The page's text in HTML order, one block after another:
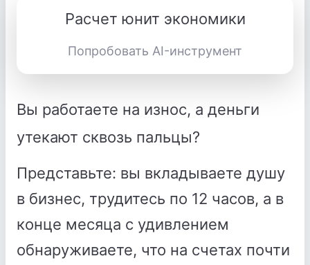
Расчет юнит экономики
Попробовать AI-инструмент
Вы работаете на износ, а деньги
утекают сквозь пальцы?
Представьте: вы вкладываете душу
в бизнес, трудитесь по 12 часов, а в
конце месяца с удивлением
обнаруживаете, что на счетах почти